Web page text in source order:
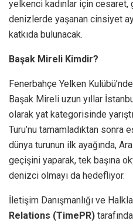
yelkenci kadınlar için cesaret,
denizlerde yaşanan cinsiyet
katkıda bulunacak.
Başak Mireli Kimdir?
Fenerbahçe Yelken
Başak Mireli uzun yıllar
olarak yat kategorisinde
Turu’nu tamamladıktan sonra
dünya turunun ilk ayağında,
geçişini yaparak, tek başına
denizci olmayı da hedefliyor.
İletişim Danışmanlığı ve
Relations (TimePR)